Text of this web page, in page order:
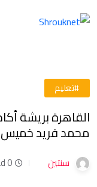
#تعليم
القاهرة بريشة
محمد فريد خميس
سنتين 0 min read